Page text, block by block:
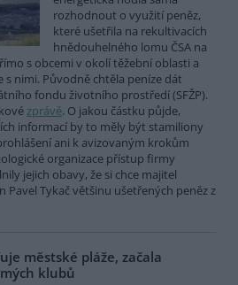
rozhodnout o využití peněz,
které ušetřila na rekultivacích
hnědouhelného lomu ČSA na
s obcemi v okolí těžební oblasti a
nimi. Původně chtěla peníze dát
fondu životního prostředí (SFŽP).
zprávě. O jakou částku půjde,
informací by to měly být stamiliony
ani k avizovaným krokům
organizace přístup firmy
jejich obavy, že si chce majitel
Pavel Tykač většinu ušetřených peněz z
městské pláže, začala
klubů